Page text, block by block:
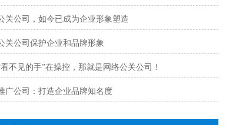
关公司，如今已成为企业形象塑造
关公司保护企业和品牌形象
不见的手”在操控，那就是网络公关公司！
广公司：打造企业品牌知名度